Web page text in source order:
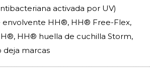
activada por UV)
envolvente HH®, HH® Free-Flex,
HH® huella de cuchilla Storm,
deja marcas